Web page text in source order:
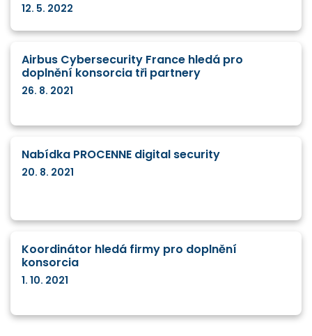
12. 5. 2022
Airbus Cybersecurity France hledá pro
doplnění konsorcia tři partnery
26. 8. 2021
Nabídka PROCENNE digital security
20. 8. 2021
Koordinátor hledá firmy pro doplnění
konsorcia
1. 10. 2021